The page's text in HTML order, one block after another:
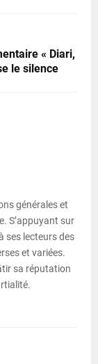
« Diari,
le silence
générales et
S’appuyant sur
ses lecteurs des
et variées.
sa réputation